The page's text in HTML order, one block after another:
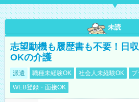
未読
志望動機も履歴書も不要！日
OKの介護
派遣 職種未経験OK 社会人未経験OK
ブ
WEB登録・面接OK